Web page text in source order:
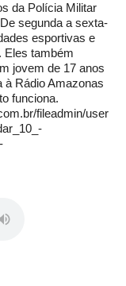
da Polícia Militar
segunda a sexta-
esportivas e
Eles também
jovem de 17 anos
à Rádio Amazonas
funciona.